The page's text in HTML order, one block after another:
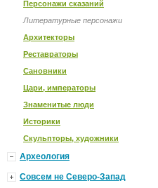
Персонажи сказаний
Литературные персонажи
Архитекторы
Реставраторы
Сановники
Цари, императоры
Знаменитые люди
Историки
Скульпторы, художники
Археология
Совсем не Северо-Запад